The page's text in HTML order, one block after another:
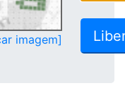
imagem]